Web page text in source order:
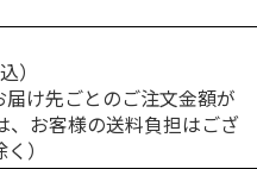
）
け先ごとのご注文金額が
お客様の送料負担はござ
）